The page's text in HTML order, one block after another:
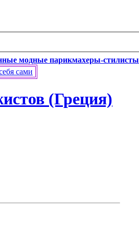
модные парикмахеры-стилисты
сами
(Греция)